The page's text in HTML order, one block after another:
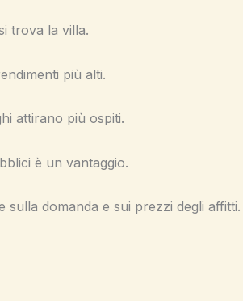
trova la villa.
più alti.
attirano più ospiti.
è un vantaggio.
sulla domanda e sui prezzi degli affitti.